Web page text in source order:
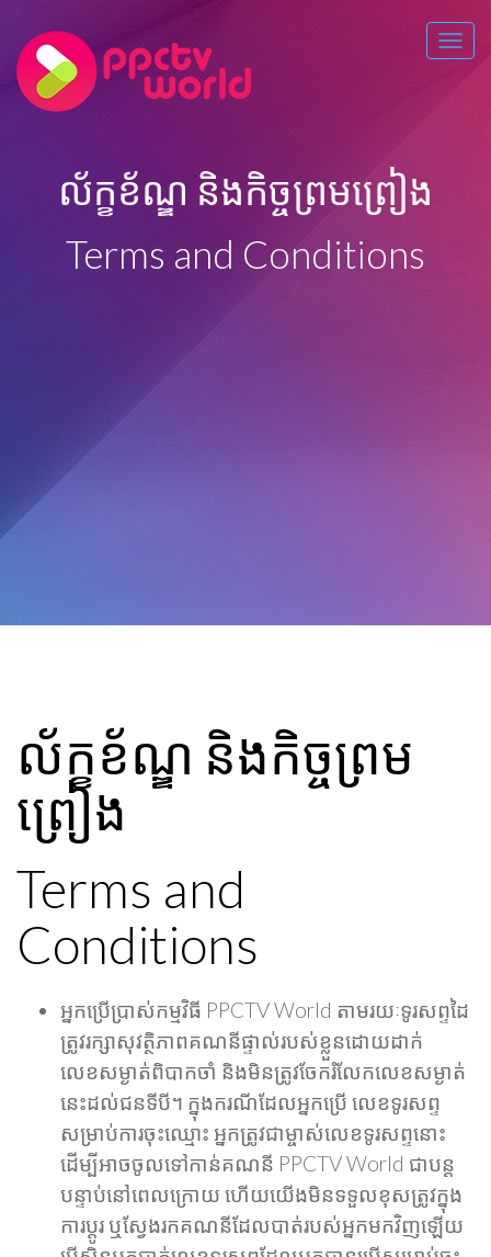
BUY VIP PACKAGE
INSTRUCTIONS
ល័ក្ខខ័ណ្ឌ និងកិច្ចព្រមព្រៀង
Terms and Conditions
ល័ក្ខខ័ណ្ឌ និងកិច្ចព្រម
ព្រៀង
Terms and
Conditions
អ្នកប្រើប្រាស់កម្មវិធី PPCTV World តាមរយៈទូរសព្ទដៃ
ត្រូវរក្សាសុវត្ថិភាពគណនីផ្ទាល់របស់ខ្លួនដោយដាក់
លេខសម្ងាត់ពិបាកចាំ និងមិនត្រូវចែករំលែកលេខសម្ងាត់
នេះដល់ជនទីបី។ ក្នុងករណីដែលអ្នកប្រើ លេខទូរសព្ទ
សម្រាប់ការចុះឈ្មោះ អ្នកត្រូវជាម្ចាស់លេខទូរសព្ទនោះ
ដើម្បីអាចចូលទៅកាន់គណនី PPCTV World ជាបន្ត
បន្ទាប់នៅពេលក្រោយ ហើយយើងមិនទទួលខុសត្រូវក្នុង
ការប្តូរ ឬស្វែងរកគណនីដែលបាត់របស់អ្នកមកវិញឡើយ